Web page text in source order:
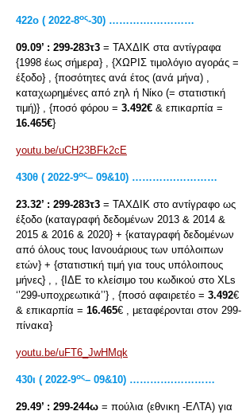
422ο ( 2022-8ος-30) ………….…………
09.09’ : 299-283τ3 = ΤΑΧΔΙΚ στα αντίγραφα
{1998 έως σήμερα} , {ΧΩΡΙΣ τιμολόγιο αγοράς =
έξοδο} , {ποσότητες ανά έτος (ανά μήνα) ,
καταχωρημένες από zηλ ή Νίκο (= στατιστική
τιμή)} , {ποσό φόρου = 3.492€ & επικαρπία =
16.465€}
youtu.be/uCH23BFk2cE
430θ ( 2022-9ος– 09&10) ………….…………
23.32’ : 299-283τ3 = ΤΑΧΔΙΚ στο αντίγραφο ως
έξοδο (καταγραφή δεδομένων 2013 & 2014 &
2015 & 2016 & 2020} + {καταγραφή δεδομένων
από όλους τους Ιανουάριους των υπόλοιπων
ετών} + {στατιστική τιμή για τους υπόλοιπους
μήνες} , , {ΙΔΕ το κλείσιμο του κωδικού στο XLs
‘’299-υποχρεωτικά’’} , {ποσό αφαιρετέο = 3.492€
& επικαρπία = 16.465€ , μεταφέρονται στον 299-
πίνακα}
youtu.be/uFT6_JwHMqk
430ι ( 2022-9ος– 09&10) ………….…………
29.49’ : 299-244ω = πούλια (εθνικη -ΕΛΤΑ) για